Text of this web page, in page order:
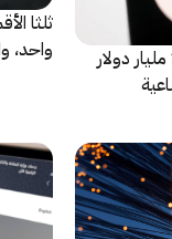
شركة Apple تخطط لاستثمار 1.5 مليار دولار
ثلثا
واحد،